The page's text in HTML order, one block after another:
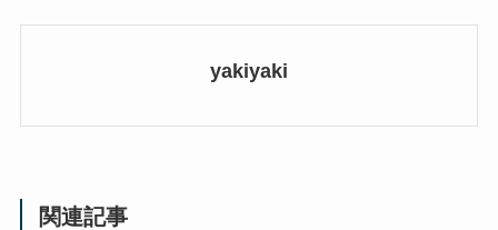
yakiyaki
関連記事